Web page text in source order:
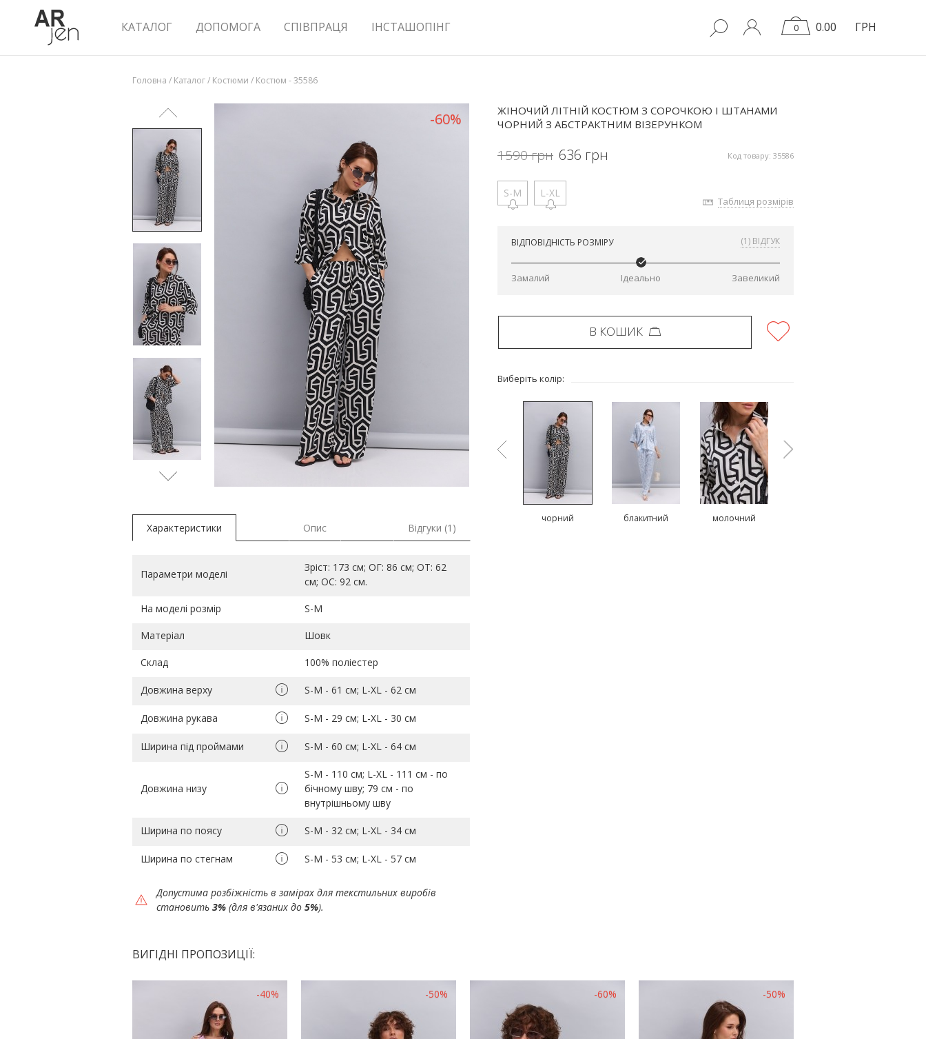
КАТАЛОГ ДОПОМОГА СПІВПРАЦЯ ІНСТАШОПІНГ 0 0.00 ГРН
Головна / Каталог/ Костюми / Костюм - 35586
ЖІНОЧИЙ ЛІТНІЙ КОСТЮМ З СОРОЧКОЮ І ШТАНАМИ
ЧОРНИЙ З АБСТРАКТНИМ ВІЗЕРУНКОМ
1590грн 636 грн Код товару: 35586
S-M L-XL
Таблиця розмірів
ВІДПОВІДНІСТЬ РОЗМІРУ
(1) ВІДГУК
Замалий Ідеально Завеликий
В КОШИК
Виберіть колір:
чорний блакитний молочний
-60%
Характеристики Опис Відгуки (1)
Параметри моделі
Зріст: 173 см; ОГ: 86 см; ОТ: 62
см; ОС: 92 см.
На моделі розмір S-M
Матеріал Шовк
Склад 100% поліестер
Довжина верху S-M - 61 см; L-ХL - 62 см
Довжина рукава S-M - 29 см; L-ХL - 30 см
Ширина під проймами S-M - 60 см; L-ХL - 64 см
Довжина низу
S-M - 110 см; L-ХL - 111 см - по
бічному шву; 79 см - по
внутрішньому шву
Ширина по поясу S-M - 32 см; L-ХL - 34 см
Ширина по стегнам S-M - 53 см; L-ХL - 57 см
Допустима розбіжність в замірах для текстильних виробів
становить 3% (для в'язаних до 5%).
ВИГІДНІ ПРОПОЗИЦІЇ:
-40% -50% -60% -50%